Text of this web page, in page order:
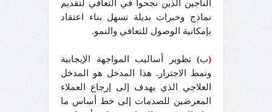
الناجين الذين نجحوا في التعافي لتقديم
نماذج وخبرات بديلة تسهل بناء اعتقاد
بإمكانية الوصول للتعافي والنمو.
(ب) تطوير أساليب المواجهة الإيجابية
ونمط الاجترار. هذا المدخل هو المدخل
العلاجي الذي يهدف إلى إرجاع العملاء
المعرضين للصدمات إلى خط أساس ما